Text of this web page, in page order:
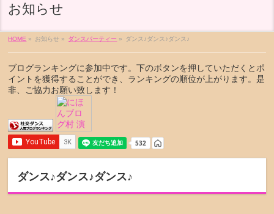
お知らせ
HOME » お知らせ » ダンスパーティー » ダンス♪ダンス♪ダンス♪
ブログランキングに参加中です。下のボタンを押していただくとポ
イントを獲得することができ、ランキングの順位が上がります。是
非、ご協力お願い致します！
ダンス♪ダンス♪ダンス♪